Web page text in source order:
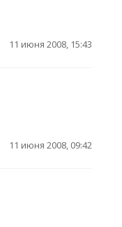
11 июня 2008, 15:43
11 июня 2008, 09:42